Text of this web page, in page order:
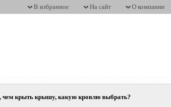
В избранное На сайт О компании
крыть крышу, какую кровлю выбрать?